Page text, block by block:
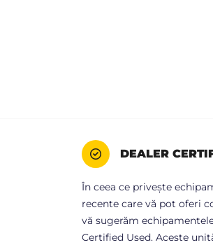
DEALER
În ceea ce privește
recente care vă pot oferi
vă sugerăm
Certified Used. Aceste